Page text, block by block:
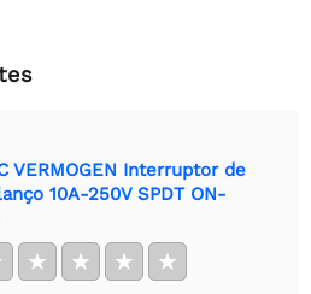
VERMOGEN Interruptor de
10A-250V SPDT ON-
★ ★ ★ ★